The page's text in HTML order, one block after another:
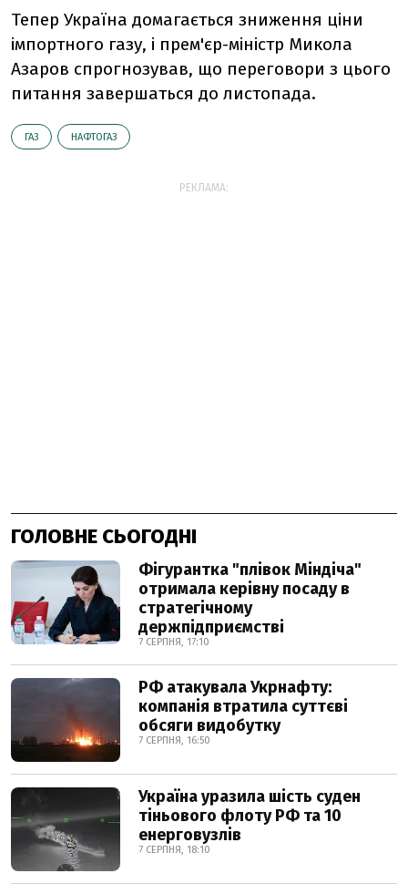
Тепер Україна домагається зниження ціни
імпортного газу, і прем'єр-міністр Микола
Азаров спрогнозував, що переговори з цього
питання завершаться до листопада.
ГАЗ НАФТОГАЗ
РЕКЛАМА:
ГОЛОВНЕ СЬОГОДНІ
Фігурантка "плівок Міндіча"
отримала керівну посаду в
стратегічному
держпідприємстві
7 СЕРПНЯ, 17:10
РФ атакувала Укрнафту:
компанія втратила суттєві
обсяги видобутку
7 СЕРПНЯ, 16:50
Україна уразила шість суден
тіньового флоту РФ та 10
енерговузлів
7 СЕРПНЯ, 18:10